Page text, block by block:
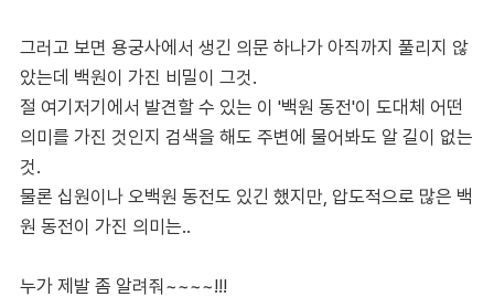
그러고 보면 용궁사에서 생긴 의문 하나가 아직까지 풀리지 않
았는데 백원이 가진 비밀이 그것.
절 여기저기에서 발견할 수 있는 이 '백원 동전'이 도대체 어떤
의미를 가진 것인지 검색을 해도 주변에 물어봐도 알 길이 없는
것.
물론 십원이나 오백원 동전도 있긴 했지만, 압도적으로 많은 백
원 동전이 가진 의미는..
누가 제발 좀 알려줘~~~~!!!